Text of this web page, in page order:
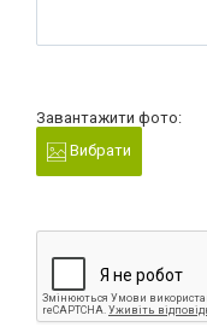
Завантажити фото:
Вибрати